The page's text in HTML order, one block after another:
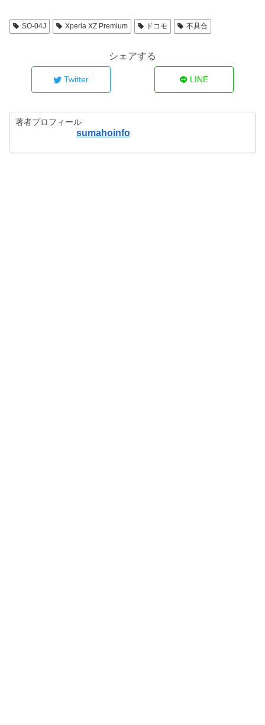
SO-04J Xperia XZ Premium ドコモ 不具合
シェアする
Twitter LINE
著者プロフィール
sumahoinfo